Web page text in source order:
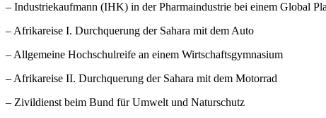
– Industriekaufmann (IHK) in der Pharmaindustrie bei einem Global
– Afrikareise I. Durchquerung der Sahara mit dem Auto
– Allgemeine Hochschulreife an einem Wirtschaftsgymnasium
– Afrikareise II. Durchquerung der Sahara mit dem Motorrad
– Zivildienst beim Bund für Umwelt und Naturschutz